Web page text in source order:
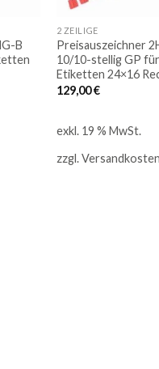
B
2 ZEILIGE
Preisauszeichner
10/10-stellig GP für
Etiketten 24×16
129,00€
exkl. 19 % MwSt.
zzgl.Versandkosten